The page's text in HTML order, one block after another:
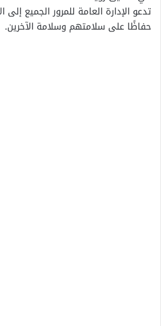
تدعو الإدارة العامة للمرور الجميع إلى
حفاظًا على سلامتهم وسلامة الآخرين.